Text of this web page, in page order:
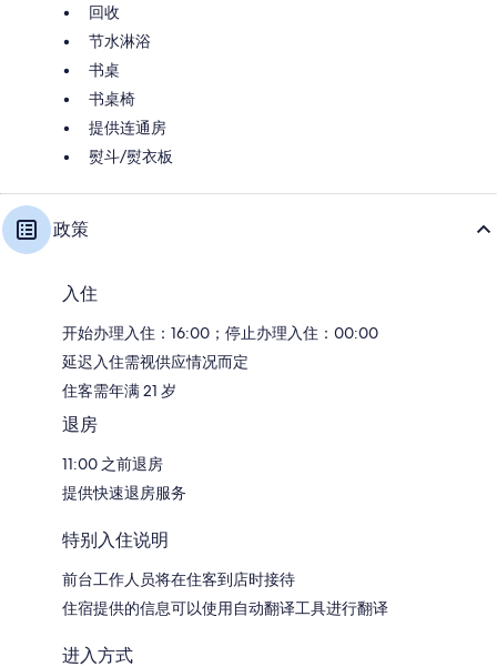
回收
节水淋浴
书桌
书桌椅
提供连通房
熨斗/熨衣板
政策
入住
开始办理入住：16:00；停止办理入住：00:00
延迟入住需视供应情况而定
住客需年满 21 岁
退房
11:00 之前退房
提供快速退房服务
特别入住说明
前台工作人员将在住客到店时接待
住宿提供的信息可以使用自动翻译工具进行翻译
进入方式